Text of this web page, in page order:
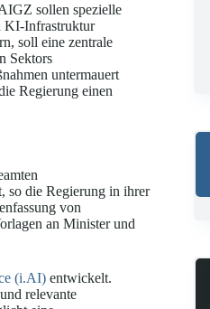
sollen spezielle
KI-Infrastruktur
soll eine zentrale
Sektors
untermauert
Regierung einen
so die Regierung in ihrer
von
an Minister und
(i.AI) entwickelt.
relevante